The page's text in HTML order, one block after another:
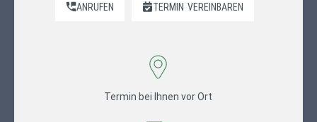
ANRUFEN TERMIN VEREINBAREN
Termin bei Ihnen vor Ort